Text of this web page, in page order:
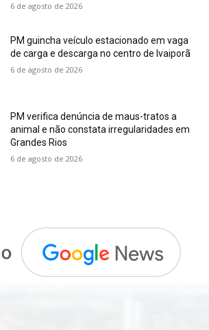
6 de agosto de 2026
PM guincha veículo estacionado em vaga
de carga e descarga no centro de Ivaiporã
6 de agosto de 2026
PM verifica denúncia de maus-tratos a
animal e não constata irregularidades em
Grandes Rios
6 de agosto de 2026